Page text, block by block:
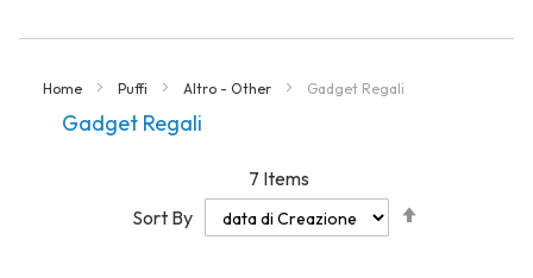
Home Puffi Altro - Other Gadget Regali
Gadget Regali
7 Items
Sort By